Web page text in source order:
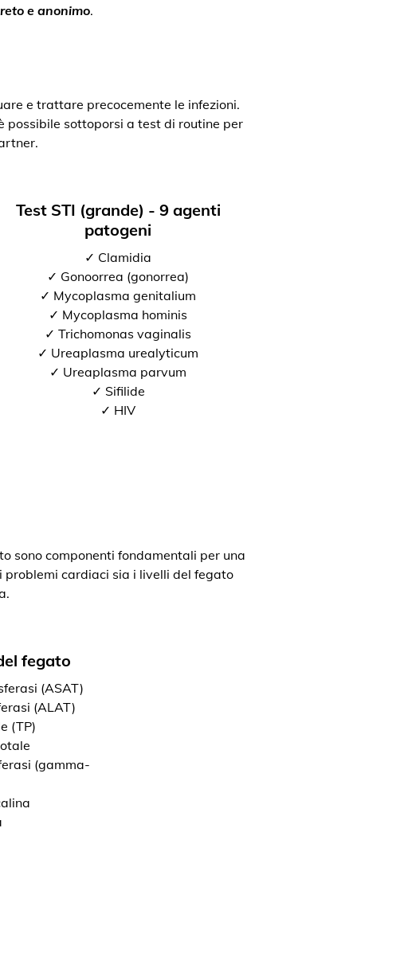
e anonimo.
e trattare precocemente le infezioni.
possibile sottoporsi a test di routine per
Test STI (grande) - 9 agenti
patogeni
✓ Clamidia
✓ Gonoorrea (gonorrea)
✓ Mycoplasma genitalium
✓ Mycoplasma hominis
✓ Trichomonas vaginalis
✓ Ureaplasma urealyticum
✓ Ureaplasma parvum
✓ Sifilide
✓ HIV
sono componenti fondamentali per una
problemi cardiaci sia i livelli del fegato
fegato
(ASAT)
(ALAT)
(TP)
(gamma-